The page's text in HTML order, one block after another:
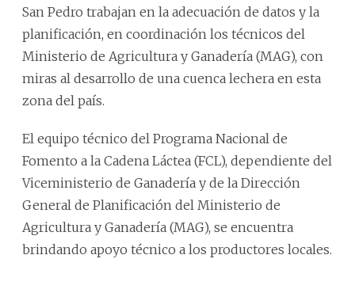
San Pedro trabajan en la adecuación de datos y la
planificación, en coordinación los técnicos del
Ministerio de Agricultura y Ganadería (MAG), con
miras al desarrollo de una cuenca lechera en esta
zona del país.
El equipo técnico del Programa Nacional de
Fomento a la Cadena Láctea (FCL), dependiente del
Viceministerio de Ganadería y de la Dirección
General de Planificación del Ministerio de
Agricultura y Ganadería (MAG), se encuentra
brindando apoyo técnico a los productores locales.